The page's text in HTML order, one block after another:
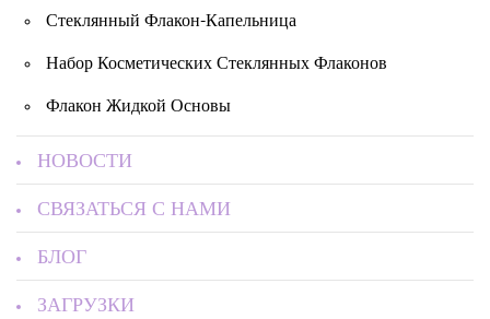
Стеклянный Флакон-Капельница
Набор Косметических Стеклянных Флаконов
Флакон Жидкой Основы
НОВОСТИ
СВЯЗАТЬСЯ С НАМИ
БЛОГ
ЗАГРУЗКИ